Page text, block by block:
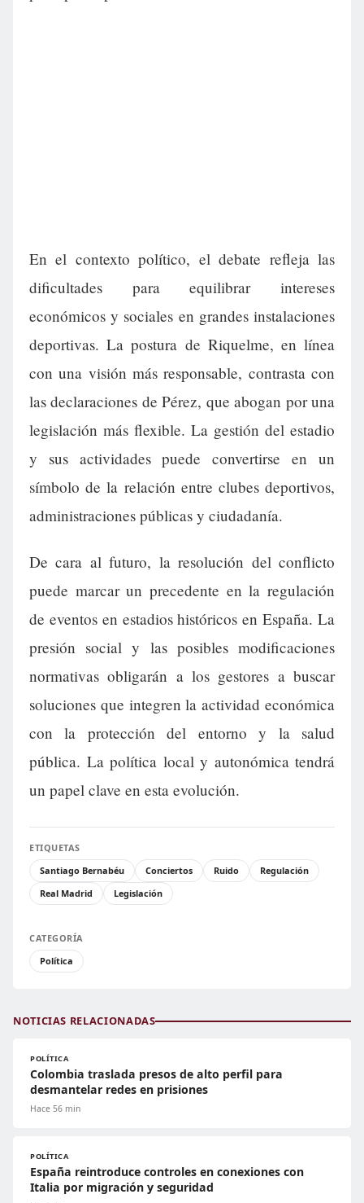
En el contexto político, el debate refleja las
dificultades para equilibrar intereses
económicos y sociales en grandes instalaciones
deportivas. La postura de Riquelme, en línea
con una visión más responsable, contrasta con
las declaraciones de Pérez, que abogan por una
legislación más flexible. La gestión del estadio
y sus actividades puede convertirse en un
símbolo de la relación entre clubes deportivos,
administraciones públicas y ciudadanía.
De cara al futuro, la resolución del conflicto
puede marcar un precedente en la regulación
de eventos en estadios históricos en España. La
presión social y las posibles modificaciones
normativas obligarán a los gestores a buscar
soluciones que integren la actividad económica
con la protección del entorno y la salud
pública. La política local y autonómica tendrá
un papel clave en esta evolución.
ETIQUETAS
Santiago Bernabéu
Conciertos Ruido
Regulación
Real Madrid
Legislación
CATEGORÍA
Política
NOTICIAS RELACIONADAS
POLÍTICA
Colombia traslada presos de alto perfil para
desmantelar redes en prisiones
Hace 56 min
POLÍTICA
España reintroduce controles en conexiones con
Italia por migración y seguridad